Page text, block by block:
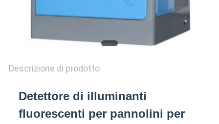
Descrizione di prodotto
Detettore di illuminanti
fluorescenti per pannolini per